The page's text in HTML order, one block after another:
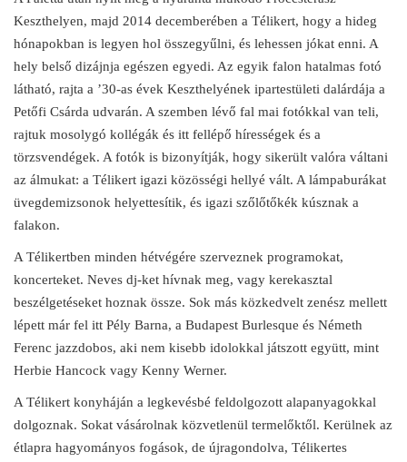
Keszthelyen, majd 2014 decemberében a Télikert, hogy a hideg
hónapokban is legyen hol összegyűlni, és lehessen jókat enni. A
hely belső dizájnja egészen egyedi. Az egyik falon hatalmas fotó
látható, rajta a ’30-as évek Keszthelyének ipartestületi dalárdája a
Petőfi Csárda udvarán. A szemben lévő fal mai fotókkal van teli,
rajtuk mosolygó kollégák és itt fellépő hírességek és a
törzsvendégek. A fotók is bizonyítják, hogy sikerült valóra váltani
az álmukat: a Télikert igazi közösségi hellyé vált. A lámpaburákat
üvegdemizsonok helyettesítik, és igazi szőlőtőkék kúsznak a
falakon.
A Télikertben minden hétvégére szerveznek programokat,
koncerteket. Neves dj-ket hívnak meg, vagy kerekasztal
beszélgetéseket hoznak össze. Sok más közkedvelt zenész mellett
lépett már fel itt Pély Barna, a Budapest Burlesque és Németh
Ferenc jazzdobos, aki nem kisebb idolokkal játszott együtt, mint
Herbie Hancock vagy Kenny Werner.
A Télikert konyháján a legkevésbé feldolgozott alapanyagokkal
dolgoznak. Sokat vásárolnak közvetlenül termelőktől. Kerülnek az
étlapra hagyományos fogások, de újragondolva, Télikertes